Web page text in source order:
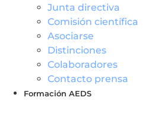
Junta directiva
Comisión científica
Asociarse
Distinciones
Colaboradores
Contacto prensa
Formación AEDS